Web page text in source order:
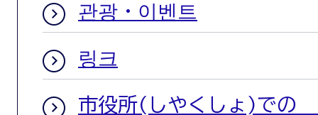
관광・이벤트
링크
市役所(しやくしょ)での